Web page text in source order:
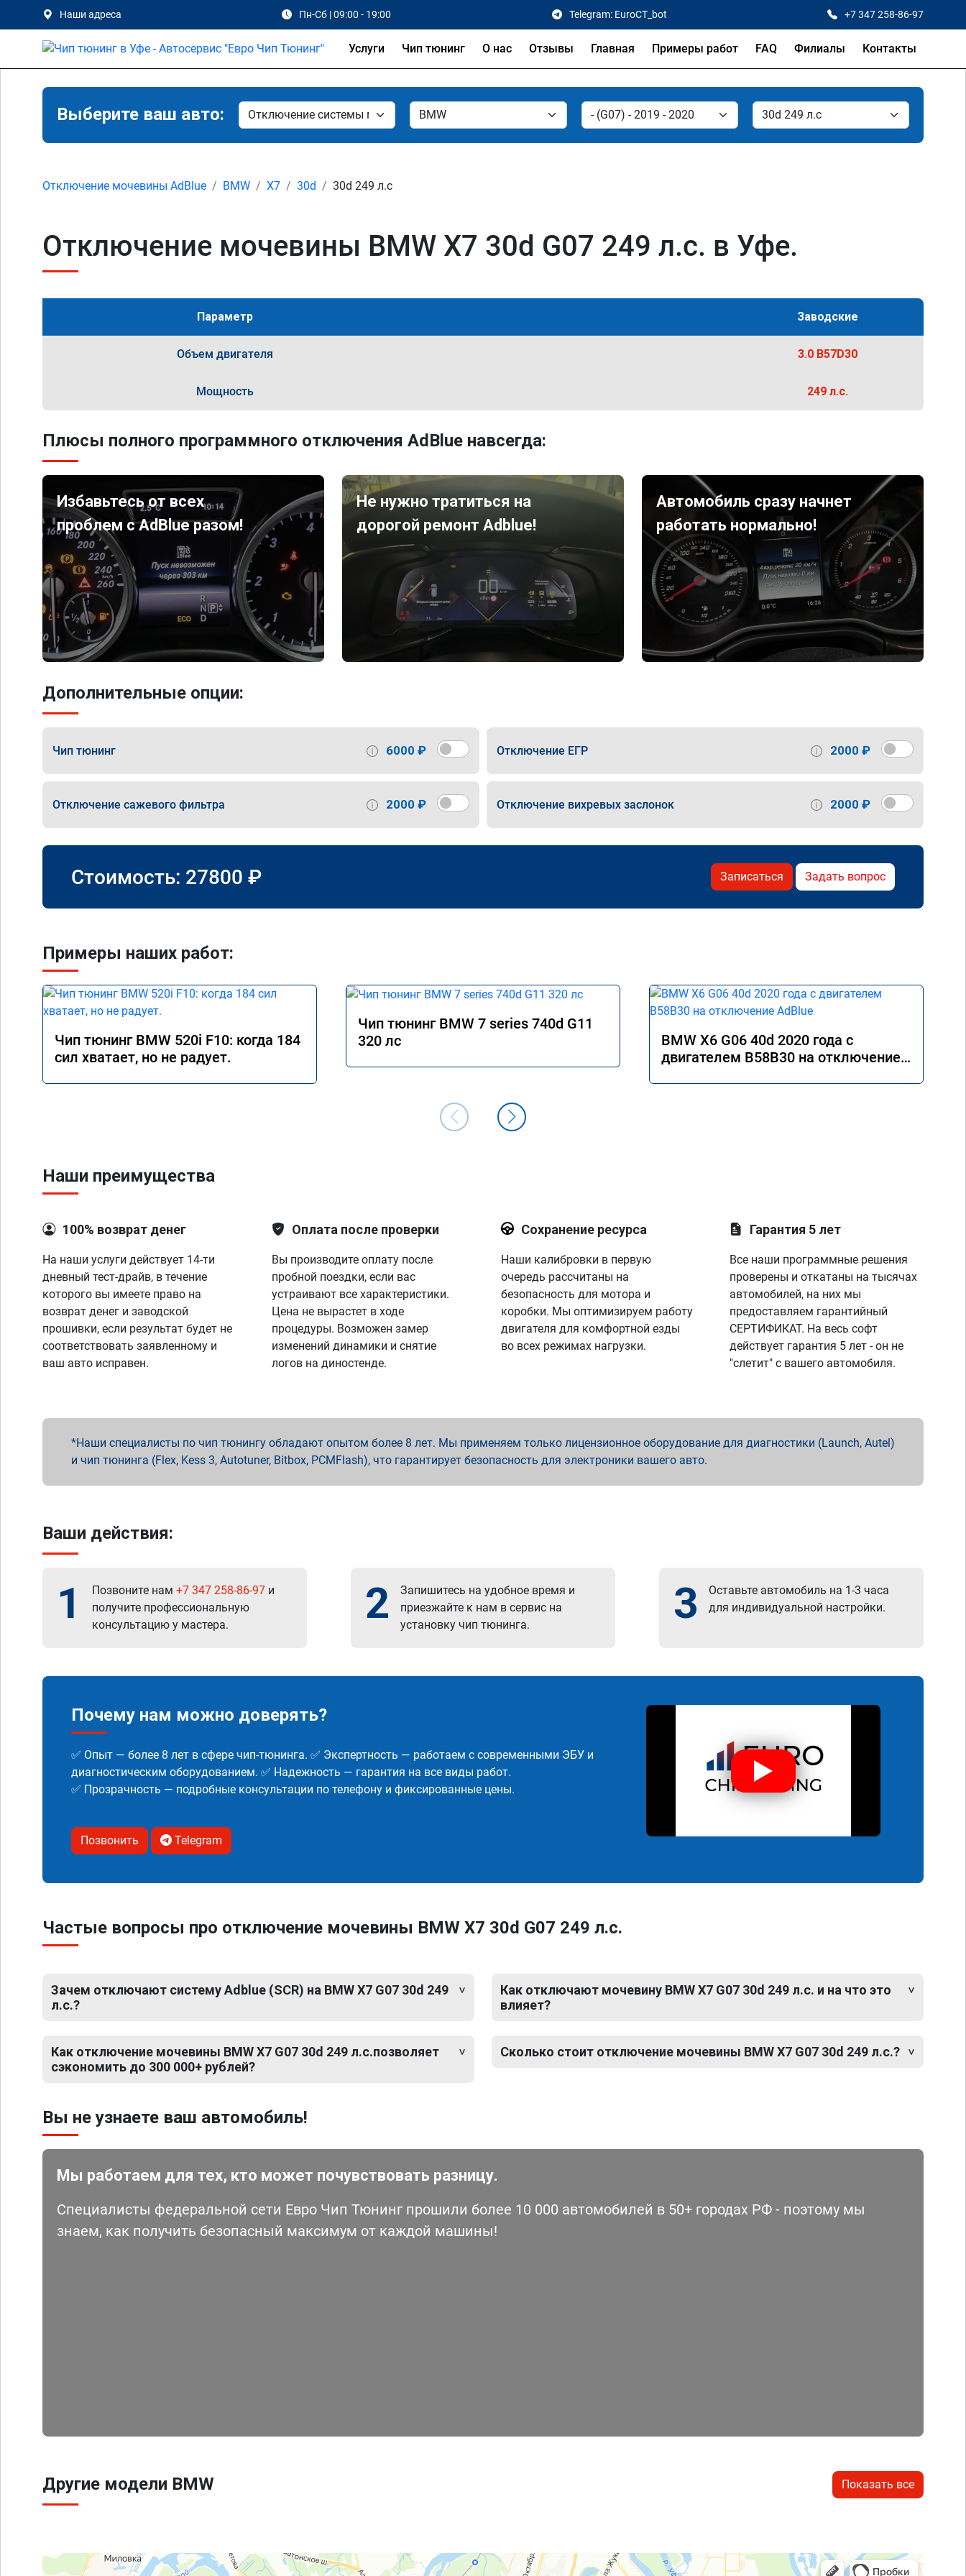
Наши адреса Пн-Сб | 09:00 - 19:00 Telegram: EuroCT_bot +7 347 258-86-97
Услуги Чип тюнинг О нас Отзывы Главная Примеры работ FAQ Филиалы Контакты
Выберите ваш авто:
Отключение мочевины AdBlue BMW X7 30d 30d 249 л.с
Отключение мочевины BMW X7 30d G07 249 л.с. в Уфе.
Параметр Заводские
Объем двигателя 3.0 B57D30
Мощность 249 л.с.
Плюсы полного программного отключения AdBlue навсегда:
Избавьтесь от всех
проблем с AdBlue разом!
Не нужно тратиться на
дорогой ремонт Adblue!
Автомобиль сразу начнет
работать нормально!
Дополнительные опции:
Чип тюнинг 6000 ₽ Отключение ЕГР 2000 ₽
Отключение сажевого фильтра 2000 ₽ Отключение вихревых заслонок 2000 ₽
Стоимость: 27800 ₽ Записаться Задать вопрос
Примеры наших работ:
Чип тюнинг BMW 520i F10: когда 184
сил хватает, но не радует.
Чип тюнинг BMW 7 series 740d G11
320 лс
BMW X6 G06 40d 2020 года с
двигателем B58B30 на отключение
Наши преимущества
100% возврат денег
На наши услуги действует 14-ти
дневный тест-драйв, в течение
которого вы имеете право на
возврат денег и заводской
прошивки, если результат будет не
соответствовать заявленному и
ваш авто исправен.
Оплата после проверки
Вы производите оплату после
пробной поездки, если вас
устраивают все характеристики.
Цена не вырастет в ходе
процедуры. Возможен замер
изменений динамики и снятие
логов на диностенде.
Сохранение ресурса
Наши калибровки в первую
очередь рассчитаны на
безопасность для мотора и
коробки. Мы оптимизируем работу
двигателя для комфортной езды
во всех режимах нагрузки.
Гарантия 5 лет
Все наши программные решения
проверены и откатаны на тысячах
автомобилей, на них мы
предоставляем гарантийный
СЕРТИФИКАТ. На весь софт
действует гарантия 5 лет - он не
"слетит" с вашего автомобиля.
Наши специалисты по чип тюнингу обладают опытом более 8 лет. Мы применяем только лицензионное оборудование для диагностики (Launch, Autel)
и чип тюнинга (Flex, Kess 3, Autotuner, Bitbox, PCMFlash), что гарантирует безопасность для электроники вашего авто.
Ваши действия:
1 Позвоните нам +7 347 258-86-97 и
получите профессиональную
консультацию у мастера.
2
Запишитесь на удобное время и
приезжайте к нам в сервис на
установку чип тюнинга.
3
Оставьте автомобиль на 1-3 часа
для индивидуальной настройки.
Почему нам можно доверять?
✅ Опыт — более 8 лет в сфере чип-тюнинга. ✅ Экспертность — работаем с современными ЭБУ и
диагностическим оборудованием. ✅ Надежность — гарантия на все виды работ.
✅ Прозрачность — подробные консультации по телефону и фиксированные цены.
Позвонить Telegram
Частые вопросы про отключение мочевины BMW X7 30d G07 249 л.с.
Зачем отключают систему Adblue (SCR) на BMW X7 G07 30d 249
л.с.?
Как отключение мочевины BMW X7 G07 30d 249 л.с.позволяет
сэкономить до 300 000+ рублей?
Как отключают мочевину BMW X7 G07 30d 249 л.с. и на что это
влияет?
Сколько стоит отключение мочевины BMW X7 G07 30d 249 л.с.?
Вы не узнаете ваш автомобиль!
Мы работаем для тех, кто может почувствовать разницу.
Специалисты федеральной сети Евро Чип Тюнинг прошили более 10 000 автомобилей в 50+ городах РФ - поэтому мы
знаем, как получить безопасный максимум от каждой машины!
Другие модели BMW Показать все